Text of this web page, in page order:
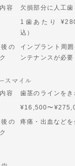
容
欠損部分に人工
1歯あたり
込）
の
インプラント周
ンテナンスが必要
スマイル
容
歯茎のラインを
¥16,500〜
の
疼痛・出血など